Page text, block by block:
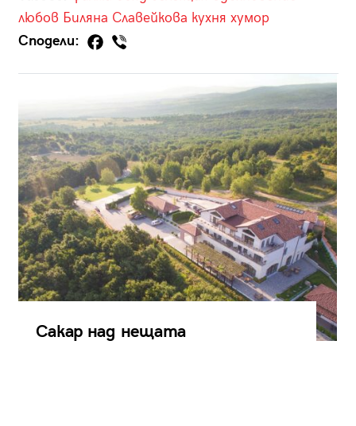
любов Биляна Славейкова кухня хумор
Сподели:
Сакар над нещата